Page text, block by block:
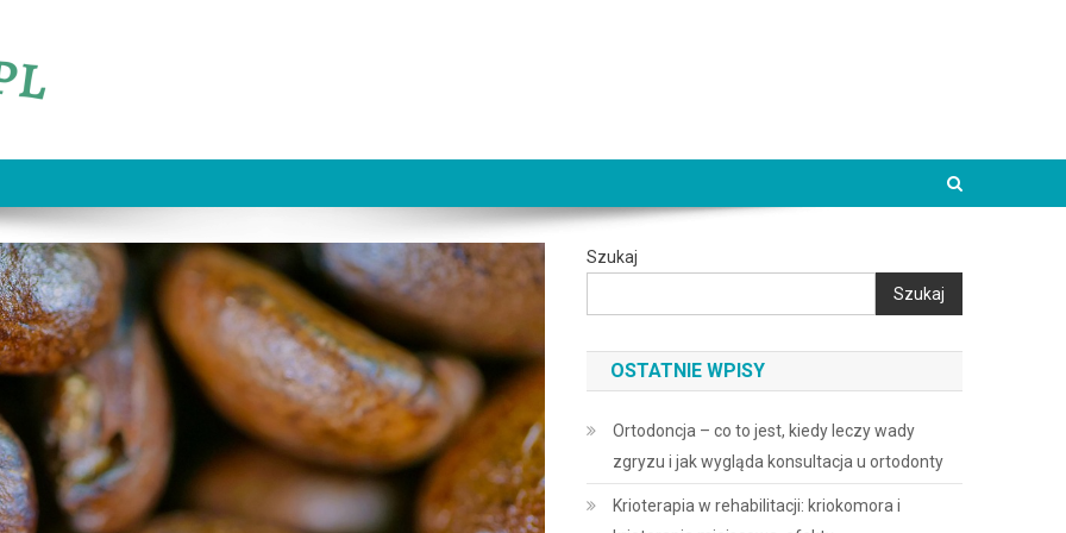
Szukaj
Szukaj
OSTATNIE WPISY
Ortodoncja – co to jest, kiedy leczy wady
zgryzu i jak wygląda konsultacja u ortodonty
Krioterapia w rehabilitacji: kriokomora i